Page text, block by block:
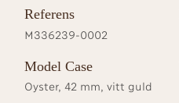
Referens
M336239-0002
Model Case
Oyster, 42 mm, vitt guld